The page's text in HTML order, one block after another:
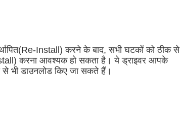
Install) करने के बाद, सभी घटकों को ठीक से
करना आवश्यक हो सकता है। ये ड्राइवर आपके
से भी डाउनलोड किए जा सकते हैं।